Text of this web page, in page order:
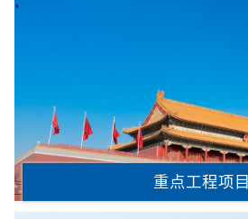
重点工程项目